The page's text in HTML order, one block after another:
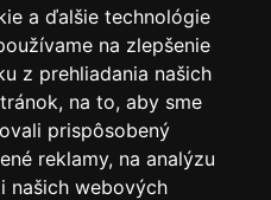
a ďalšie technológie
na zlepšenie
z prehliadania našich
na to, aby sme
prispôsobený
reklamy, na analýzu
našich webových